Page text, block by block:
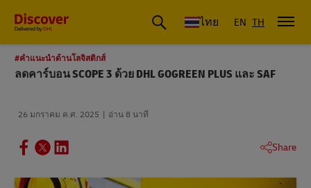
ดีเอชแอล ประเทศไทย ไทย EN TH
#คําแนะนําด้านโลจิสติกส์
ลดคาร์บอน SCOPE 3 ด้วย DHL GOGREEN PLUS และ SAF
26 มกราคม ค.ศ. 2025 อ่าน 8 นาที
Share